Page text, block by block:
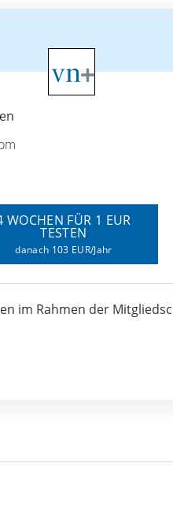
WOCHEN FÜR 1 EUR
TESTEN
danach 103 EUR/Jahr
im Rahmen der